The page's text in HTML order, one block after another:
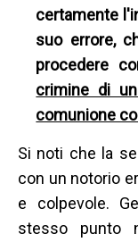
certamente
suo errore,
procedere
crimine di
comunione
Si noti che la
con un notorio
e colpevole.
stesso punto